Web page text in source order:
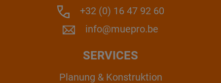
+32 (0) 16 47 92 60
info@muepro.be
SERVICES
Planung & Konstruktion